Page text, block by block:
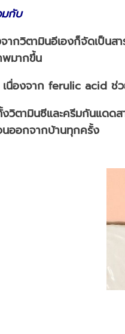
กับ
ากวิตามินอีเองก็จัดเป็นส
พมากขึ้น
เนื่องจาก ferulic acid ช่
วิตามินซีและครีมกันแดดส
ออกจากบ้านทุกครั้ง